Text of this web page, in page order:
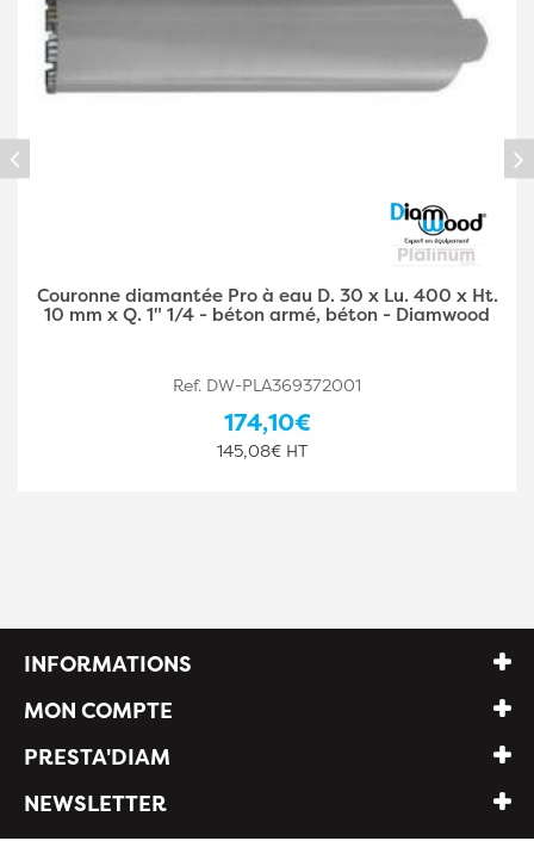
Couronne diamantée Pro à eau D. 30 x Lu. 400 x Ht.
10 mm x Q. 1" 1/4 - béton armé, béton - Diamwood
Ref. DW-PLA369372001
174,10€
145,08€ HT
INFORMATIONS
MON COMPTE
PRESTA'DIAM
NEWSLETTER